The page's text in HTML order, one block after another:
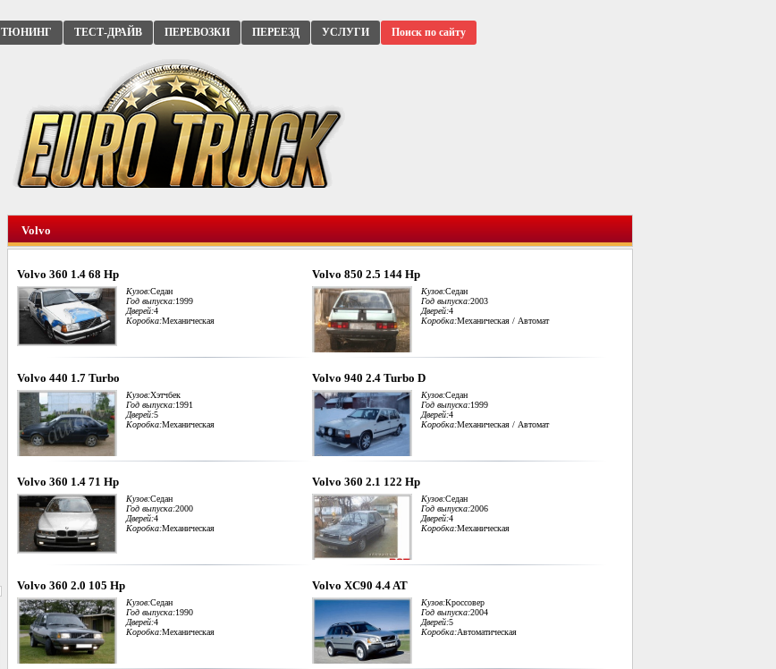
ТЮНИНГ ТЕСТ-ДРАЙВ ПЕРЕВОЗКИ ПЕРЕЕЗД УСЛУГИ Поиск по сайту
Volvo
Volvo 360 1.4 68 Hp
Кузов:Седан
Год выпуска:1999
Дверей:4
Коробка:Механическая
Volvo 850 2.5 144 Hp
Кузов:Седан
Год выпуска:2003
Дверей:4
Коробка:Механическая / Автомат
Volvo 440 1.7 Turbo
Кузов:Хэтчбек
Год выпуска:1991
Дверей:5
Коробка:Механическая
Volvo 940 2.4 Turbo D
Кузов:Седан
Год выпуска:1999
Дверей:4
Коробка:Механическая / Автомат
Volvo 360 1.4 71 Hp
Кузов:Седан
Год выпуска:2000
Дверей:4
Коробка:Механическая
Volvo 360 2.1 122 Hp
Кузов:Седан
Год выпуска:2006
Дверей:4
Коробка:Механическая
Volvo 360 2.0 105 Hp
Кузов:Седан
Год выпуска:1990
Дверей:4
Коробка:Механическая
Volvo XC90 4.4 AT
Кузов:Кроссовер
Год выпуска:2004
Дверей:5
Коробка:Автоматическая